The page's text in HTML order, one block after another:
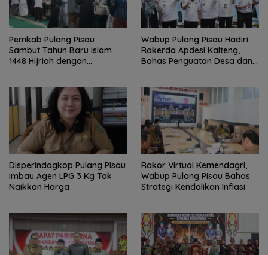
Pemkab Pulang Pisau
Sambut Tahun Baru Islam
1448 Hijriah dengan
Wabup Pulang Pisau Hadiri
Rakerda Apdesi Kalteng,
Bahas Penguatan Desa dan
Disperindagkop Pulang Pisau
Imbau Agen LPG 3 Kg Tak
Naikkan Harga
Rakor Virtual Kemendagri,
Wabup Pulang Pisau Bahas
Strategi Kendalikan Inflasi